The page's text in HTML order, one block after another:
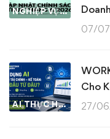
NGHIỆP VỤ KẾ TOÁN & THUẾ
07/
AI THỰC HÀNH
Cho
27/